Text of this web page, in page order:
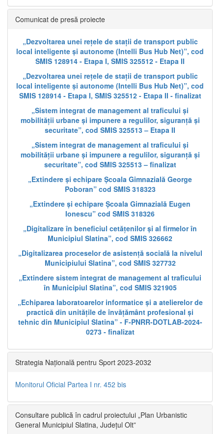
Comunicat de presă proiecte
„Dezvoltarea unei rețele de stații de transport public
local inteligente și autonome (Intelli Bus Hub Net)”, cod
SMIS 128914 - Etapa I, SMIS 325512 - Etapa II
„Dezvoltarea unei rețele de stații de transport public
local inteligente și autonome (Intelli Bus Hub Net)”, cod
SMIS 128914 - Etapa I, SMIS 325512 - Etapa II - finalizat
„Sistem integrat de management al traficului și
mobilității urbane și impunere a regulilor, siguranță și
securitate”, cod SMIS 325513 – Etapa II
„Sistem integrat de management al traficului și
mobilității urbane și impunere a regulilor, siguranță și
securitate”, cod SMIS 325513 – finalizat
„Extindere și echipare Școala Gimnazială George
Poboran” cod SMIS 318323
„Extindere și echipare Școala Gimnazială Eugen
Ionescu” cod SMIS 318326
„Digitalizare în beneficiul cetățenilor și al firmelor în
Municipiul Slatina”, cod SMIS 326662
„Digitalizarea proceselor de asistență socială la nivelul
Municipiului Slatina”, cod SMIS 327732
„Extindere sistem integrat de management al traficului
în Municipiul Slatina”, cod SMIS 321905
„Echiparea laboratoarelor informatice și a atelierelor de
practică din unitățile de învățământ profesional și
tehnic din Municipiul Slatina” - F-PNRR-DOTLAB-2024-
0273 - finalizat
Strategia Națională pentru Sport 2023-2032
Monitorul Oficial Partea I nr. 452 bis
Consultare publică în cadrul proiectului „Plan Urbanistic
General Municipiul Slatina, Județul Olt”